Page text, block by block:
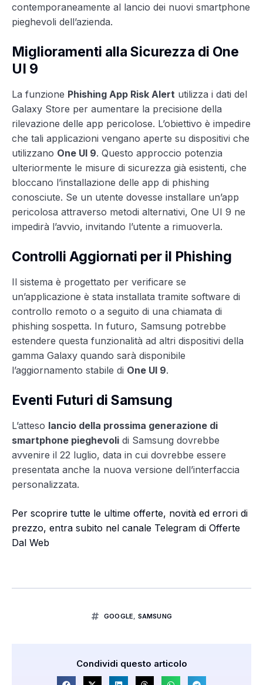
contemporaneamente al lancio dei nuovi smartphone
pieghevoli dell’azienda.
Miglioramenti alla Sicurezza di One
UI 9
La funzione Phishing App Risk Alert utilizza i dati del
Galaxy Store per aumentare la precisione della
rilevazione delle app pericolose. L’obiettivo è impedire
che tali applicazioni vengano aperte su dispositivi che
utilizzano One UI 9. Questo approccio potenzia
ulteriormente le misure di sicurezza già esistenti, che
bloccano l’installazione delle app di phishing
conosciute. Se un utente dovesse installare un’app
pericolosa attraverso metodi alternativi, One UI 9 ne
impedirà l’avvio, invitando l’utente a rimuoverla.
Controlli Aggiornati per il Phishing
Il sistema è progettato per verificare se
un’applicazione è stata installata tramite software di
controllo remoto o a seguito di una chiamata di
phishing sospetta. In futuro, Samsung potrebbe
estendere questa funzionalità ad altri dispositivi della
gamma Galaxy quando sarà disponibile
l’aggiornamento stabile di One UI 9.
Eventi Futuri di Samsung
L’atteso lancio della prossima generazione di
smartphone pieghevoli di Samsung dovrebbe
avvenire il 22 luglio, data in cui dovrebbe essere
presentata anche la nuova versione dell’interfaccia
personalizzata.
Per scoprire tutte le ultime offerte, novità ed errori di
prezzo, entra subito nel canale Telegram di Offerte
Dal Web
GOOGLE SAMSUNG
Condividi questo articolo